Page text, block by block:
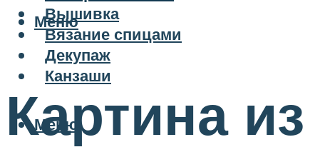
Вышивка
Вязание спицами
Декупаж
Канзаши
Меню
Меню
Картина